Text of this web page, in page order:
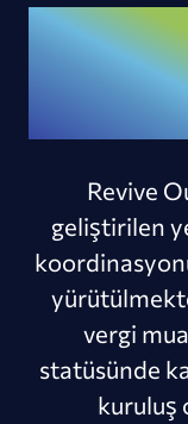
Revive
geliştirilen
vergi
statüsünde
kuruluş